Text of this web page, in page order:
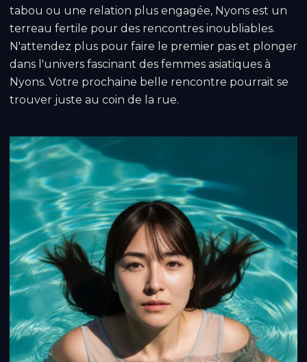
tabou ou une relation plus engagée, Nyons est un
terreau fertile pour des rencontres inoubliables.
N'attendez plus pour faire le premier pas et plonger
dans l'univers fascinant des femmes asiatiques à
Nyons. Votre prochaine belle rencontre pourrait se
trouver juste au coin de la rue.